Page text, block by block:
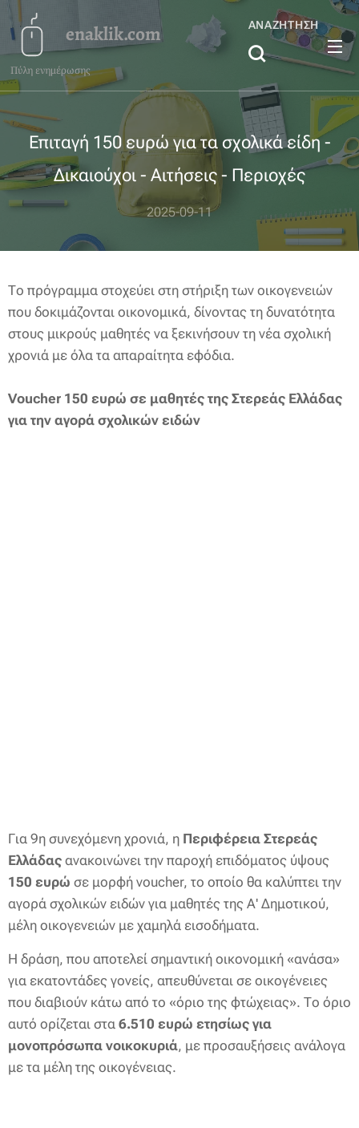
enaklik.com
Πύλη ενημέρωσης
ΑΝΑΖΉΤΗΣΗ
Επιταγή 150 ευρώ για τα σχολικά είδη -
Δικαιούχοι - Αιτήσεις - Περιοχές
2025-09-11
Το πρόγραμμα στοχεύει στη στήριξη των οικογενειών
που δοκιμάζονται οικονομικά, δίνοντας τη δυνατότητα
στους μικρούς μαθητές να ξεκινήσουν τη νέα σχολική
χρονιά με όλα τα απαραίτητα εφόδια.
Voucher 150 ευρώ σε μαθητές της Στερεάς Ελλάδας
για την αγορά σχολικών ειδών
Για 9η συνεχόμενη χρονιά, η Περιφέρεια Στερεάς
Ελλάδας ανακοινώνει την παροχή επιδόματος ύψους
150 ευρώ σε μορφή voucher, το οποίο θα καλύπτει την
αγορά σχολικών ειδών για μαθητές της Α' Δημοτικού,
μέλη οικογενειών με χαμηλά εισοδήματα.
Η δράση, που αποτελεί σημαντική οικονομική «ανάσα»
για εκατοντάδες γονείς, απευθύνεται σε οικογένειες
που διαβιούν κάτω από το «όριο της φτώχειας». Το όριο
αυτό ορίζεται στα 6.510 ευρώ ετησίως για
μονοπρόσωπα νοικοκυριά, με προσαυξήσεις ανάλογα
με τα μέλη της οικογένειας.